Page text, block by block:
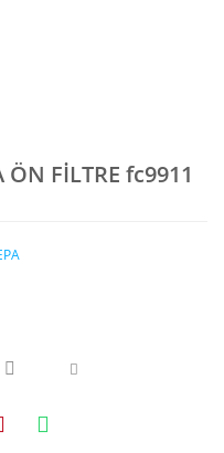
ÖN FİLTRE fc9911